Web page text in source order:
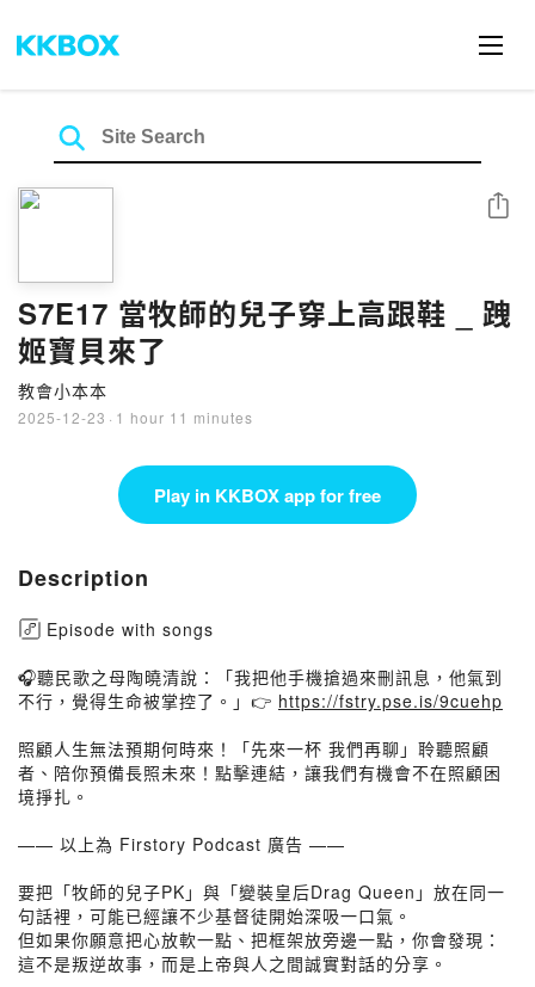
S7E17 當牧師的兒子穿上高跟鞋 _ 跩
姬寶貝來了
教會小本本
2025-12-23 · 1 hour 11 minutes
Share
Play in KKBOX app for free
Description
Episode with songs
🎧聽民歌之母陶曉清說：「我把他手機搶過來刪訊息，他氣到
不行，覺得生命被掌控了。」👉 https://fstry.pse.is/9cuehp
照顧人生無法預期何時來！「先來一杯 我們再聊」聆聽照顧
者、陪你預備長照未來！點擊連結，讓我們有機會不在照顧困
境掙扎。
—— 以上為 Firstory Podcast 廣告 ——
要把「牧師的兒子PK」與「變裝皇后Drag Queen」放在同一
句話裡，可能已經讓不少基督徒開始深吸一口氣。
但如果你願意把心放軟一點、把框架放旁邊一點，你會發現：
這不是叛逆故事，而是上帝與人之間誠實對話的分享。